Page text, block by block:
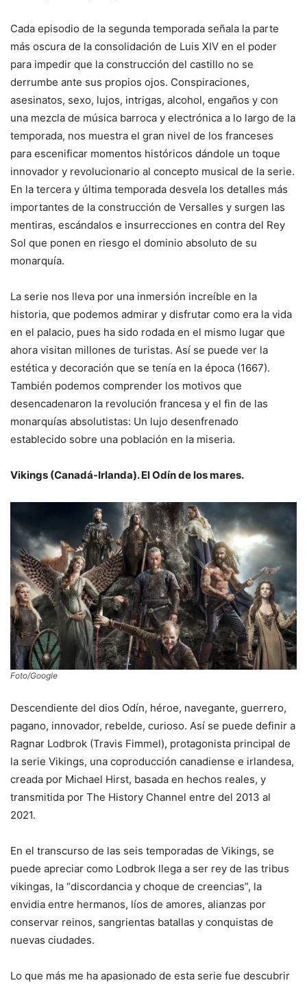
Cada episodio de la segunda temporada señala la parte
más oscura de la consolidación de Luis XIV en el poder
para impedir que la construcción del castillo no se
derrumbe ante sus propios ojos. Conspiraciones,
asesinatos, sexo, lujos, intrigas, alcohol, engaños y con
una mezcla de música barroca y electrónica a lo largo de la
temporada, nos muestra el gran nivel de los franceses
para escenificar momentos históricos dándole un toque
innovador y revolucionario al concepto musical de la serie.
En la tercera y última temporada desvela los detalles más
importantes de la construcción de Versalles y surgen las
mentiras, escándalos e insurrecciones en contra del Rey
Sol que ponen en riesgo el dominio absoluto de su
monarquía.
La serie nos lleva por una inmersión increíble en la
historia, que podemos admirar y disfrutar como era la vida
en el palacio, pues ha sido rodada en el mismo lugar que
ahora visitan millones de turistas. Así se puede ver la
estética y decoración que se tenía en la época (1667).
También podemos comprender los motivos que
desencadenaron la revolución francesa y el fin de las
monarquías absolutistas: Un lujo desenfrenado
establecido sobre una población en la miseria.
Vikings (Canadá-Irlanda). El Odín de los mares.
Foto/Google
Descendiente del dios Odín, héroe, navegante, guerrero,
pagano, innovador, rebelde, curioso. Así se puede definir a
Ragnar Lodbrok (Travis Fimmel), protagonista principal de
la serie Vikings, una coproducción canadiense e irlandesa,
creada por Michael Hirst, basada en hechos reales, y
transmitida por The History Channel entre del 2013 al
2021.
En el transcurso de las seis temporadas de Vikings, se
puede apreciar como Lodbrok llega a ser rey de las tribus
vikingas, la “discordancia y choque de creencias”, la
envidia entre hermanos, líos de amores, alianzas por
conservar reinos, sangrientas batallas y conquistas de
nuevas ciudades.
Lo que más me ha apasionado de esta serie fue descubrir